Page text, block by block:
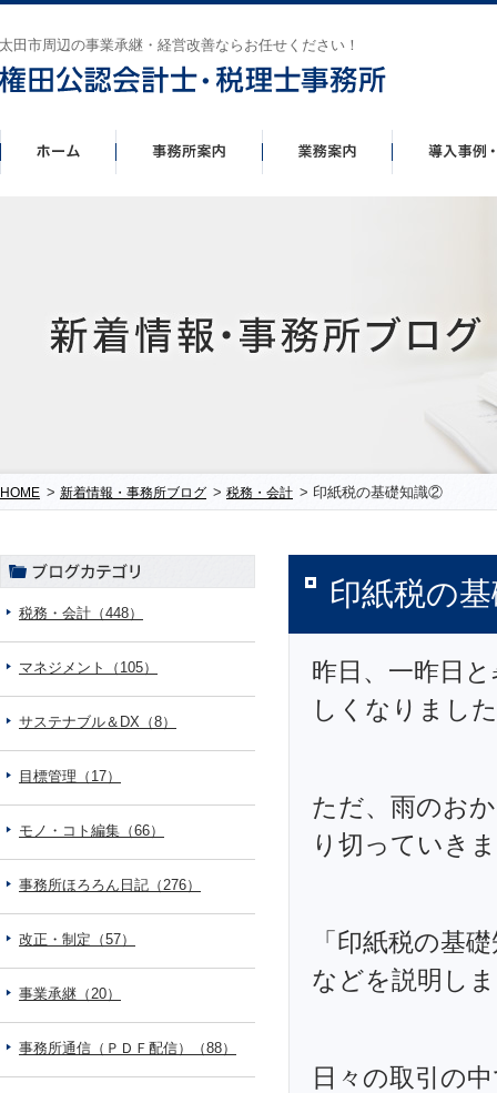
太田市周辺の事業承継・経営改善ならお任せください！
HOME > 新着情報・事務所ブログ > 税務・会計 > 印紙税の基礎知識②
印紙税の
昨日、一昨日
しくなりまし
ただ、雨のお
り切っていき
「印紙税の基
などを説明し
日々の取引の
税務・会計（448）
マネジメント（105）
サステナブル＆DX（8）
目標管理（17）
モノ・コト編集（66）
事務所ほろろん日記（276）
改正・制定（57）
事業承継（20）
事務所通信（ＰＤＦ配信）（88）